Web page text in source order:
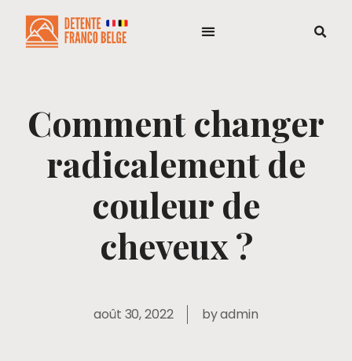
Comment changer
radicalement de
couleur de
cheveux ?
août 30, 2022 byadmin